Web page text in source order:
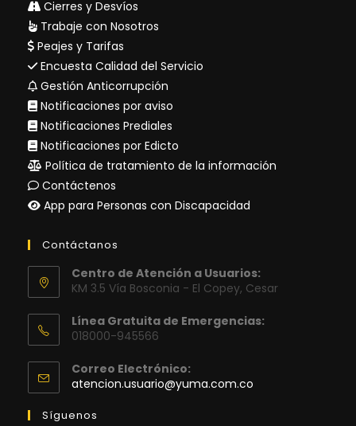
Cierres y Desvíos
Trabaje con Nosotros
Peajes y Tarifas
Encuesta Calidad del Servicio
Gestión Anticorrupción
Notificaciones por aviso
Notificaciones Prediales
Notificaciones por Edicto
Política de tratamiento de la información
Contáctenos
App para Personas con Discapacidad
Contáctanos
Centro de Atención a Usuarios:
KM 3.5 Vía Bosconia - El Copey, Cesar
Línea Gratuita de Emergencias:
018000-945566
Correo Electrónico:
atencion.usuario@yuma.com.co
Síguenos